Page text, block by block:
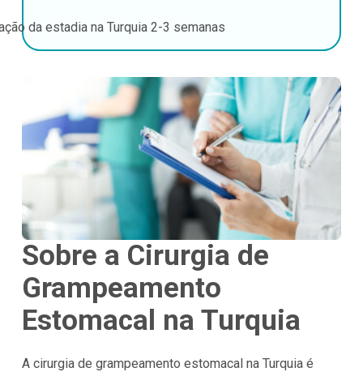
da estadia na Turquia 2-3 semanas
Sobre a Cirurgia de
Grampeamento
Estomacal na Turquia
A cirurgia de grampeamento estomacal na Turquia é